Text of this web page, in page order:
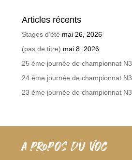
Articles récents
Stages d’été mai 26, 2026
(pas de titre) mai 8, 2026
25 ème journée de championnat N3
24 ème journée de championnat N3
23 ème journée de championnat N3
A PROPOS DU VOC